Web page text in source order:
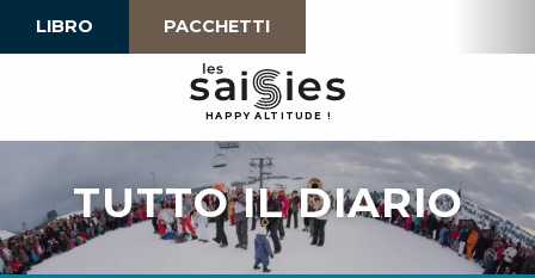
LIBRO PACCHETTI
HAPPY ALTI TU D E !
TUTTO IL DIARIO